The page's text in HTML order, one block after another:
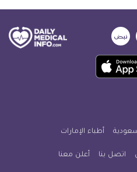
ديلي
ميديكال
انفو
أطباء الإمارات
اتصل بنا أعلن معنا